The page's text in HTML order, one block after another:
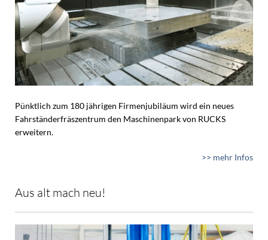
Pünktlich zum 180 jährigen Firmenjubiläum wird ein neues
Fahrständerfräszentrum den Maschinenpark von RUCKS
erweitern.
>> mehr Infos
Aus alt mach neu!